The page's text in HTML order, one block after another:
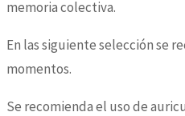
memoria colectiva.
En las siguiente selección se
momentos.
Se recomienda el uso de